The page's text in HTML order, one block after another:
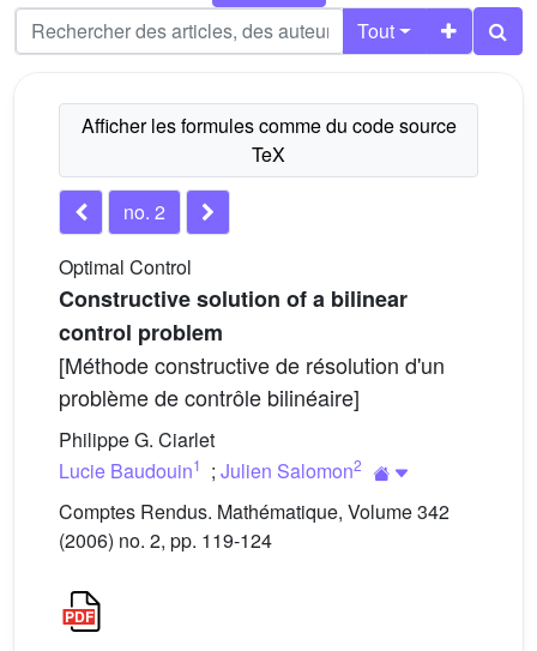
Tout
no. 2
Optimal Control
Constructive solution of a bilinear
control problem
[Méthode constructive de résolution d'un
problème de contrôle bilinéaire]
Philippe G. Ciarlet
Lucie Baudouin1 ; Julien Salomon2
Comptes Rendus. Mathématique, Volume 342
(2006) no. 2, pp. 119-124